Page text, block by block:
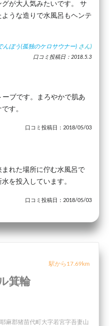
が大人気みたいです。 サ
うな造りで水風呂もヘンテ
んぼう(孤独のケロサウナー) さん)
口コミ投稿日：2018.5.3
ブです。まろやかで肌あ
す。
口コミ投稿日：2018/05/03
れた場所に佇む水風呂で
を投入しています。
口コミ投稿日：2018/05/03
駅から17.69km
箕輪
麻郡猪苗代町大字若宮字吾妻山